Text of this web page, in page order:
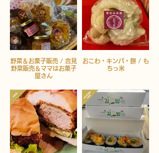
野菜＆お菓子販売 / 吉見
野菜販売＆ママはお菓子
屋さん
おこわ・キンパ・餅 / も
ちっ米